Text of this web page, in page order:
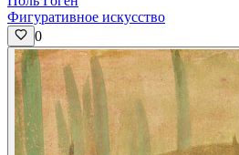
Фигуративное искусство
0